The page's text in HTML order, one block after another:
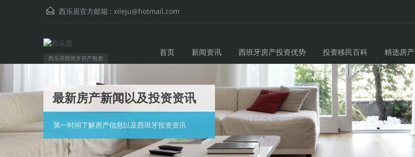
西乐居官方邮箱 : xileju@hotmail.com
西乐居西班牙房产投资
首页 新闻资讯 西班牙房产投资优势 投资移民百科 精选房产
最新房产新闻以及投资资讯
第一时间了解房产信息以及西班牙投资资讯